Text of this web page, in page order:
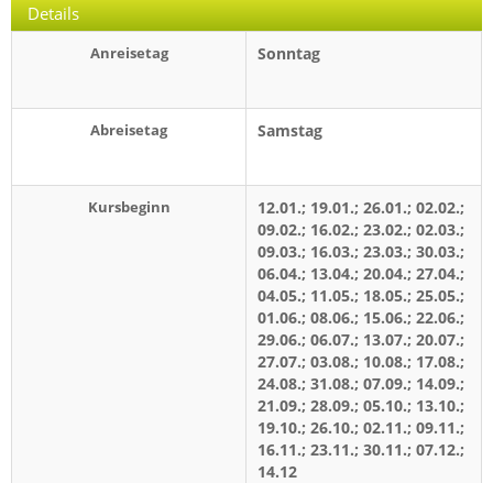
Details
Anreisetag Sonntag
Abreisetag Samstag
Kursbeginn
12.01.; 19.01.; 26.01.; 02.02.;
09.02.; 16.02.; 23.02.; 02.03.;
09.03.; 16.03.; 23.03.; 30.03.;
06.04.; 13.04.; 20.04.; 27.04.;
04.05.; 11.05.; 18.05.; 25.05.;
01.06.; 08.06.; 15.06.; 22.06.;
29.06.; 06.07.; 13.07.; 20.07.;
27.07.; 03.08.; 10.08.; 17.08.;
24.08.; 31.08.; 07.09.; 14.09.;
21.09.; 28.09.; 05.10.; 13.10.;
19.10.; 26.10.; 02.11.; 09.11.;
16.11.; 23.11.; 30.11.; 07.12.;
14.12